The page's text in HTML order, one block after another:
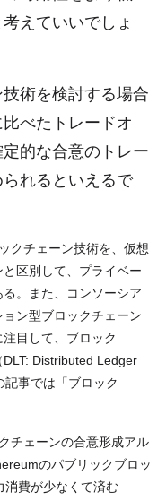
えていいでしょ
術を検討する場合
べたトレードオ
的な合意のトレー
れるといえるで
クチェーン技術を、仮想
区別して、プライベー
。また、コンソーシア
ン型ブロックチェーン
目して、ブロック
Distributed Ledger
事では「ブロック
チェーンの合意形成アル
のパブリックブロッ
消費が少なくて済む